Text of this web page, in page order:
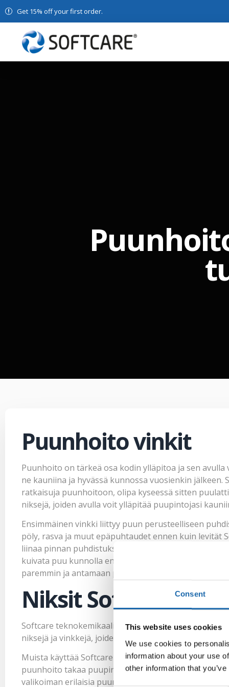
Consent
This website uses cookies
We use cookies to
information about your use
other information that
Get 15% off your first order.
Puunhoito vinkit
Puunhoito on tärkeä osa kodin ylläpitoa ja sen
ne kauniina ja hyvässä kunnossa vuosienkin
ratkaisuja puunhoitoon, olipa kyseessä sitten
niksejä, joiden avulla voit ylläpitää puupintojasi
Ensimmäinen vinkki liittyy puun perusteelliseen
pöly, rasva ja muut epäpuhtaudet ennen kuin levität
liinaa pinnan puhdistukseen. Softcare
kuivata puu kunnolla ennen käsittelyn aloittamista.
paremmin ja antamaan parhaan mahdollisen suojan.
Niksit Softcare
Softcare teknokemikaalit tarjoavat useita
niksejä ja vinkkejä, joiden avulla voit hyödyntää
Muista käyttää Softcare teknokemikaaleja
puunhoito takaa puupintojen hyvän kunnossapidon
valikoiman erilaisia puunhoitotuotteita, joten voit